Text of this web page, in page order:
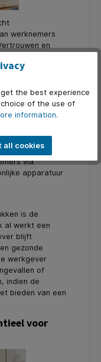
werknemers
en
Effectieve
zijn
grotere
via
apparatuur
is de
al werkt een
blijft
gezonde
werkgever
of
indien de
bieden van een
voor
the best experience
of the use of
information.
all cookies